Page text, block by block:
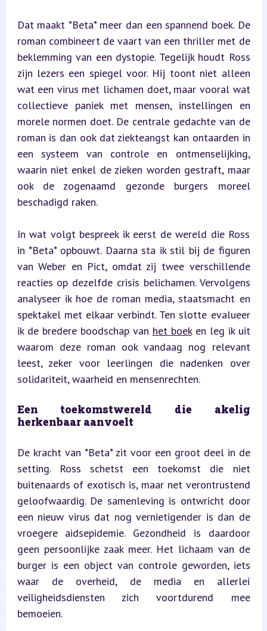
Dat maakt *Beta* meer dan een spannend boek. De
roman combineert de vaart van een thriller met de
beklemming van een dystopie. Tegelijk houdt Ross
zijn lezers een spiegel voor. Hij toont niet alleen
wat een virus met lichamen doet, maar vooral wat
collectieve paniek met mensen, instellingen en
morele normen doet. De centrale gedachte van de
roman is dan ook dat ziekteangst kan ontaarden in
een systeem van controle en ontmenselijking,
waarin niet enkel de zieken worden gestraft, maar
ook de zogenaamd gezonde burgers moreel
beschadigd raken.
In wat volgt bespreek ik eerst de wereld die Ross
in *Beta* opbouwt. Daarna sta ik stil bij de figuren
van Weber en Pict, omdat zij twee verschillende
reacties op dezelfde crisis belichamen. Vervolgens
analyseer ik hoe de roman media, staatsmacht en
spektakel met elkaar verbindt. Ten slotte evalueer
ik de bredere boodschap van het boek en leg ik uit
waarom deze roman ook vandaag nog relevant
leest, zeker voor leerlingen die nadenken over
solidariteit, waarheid en mensenrechten.
Een toekomstwereld die akelig
herkenbaar aanvoelt
De kracht van *Beta* zit voor een groot deel in de
setting. Ross schetst een toekomst die niet
buitenaards of exotisch is, maar net verontrustend
geloofwaardig. De samenleving is ontwricht door
een nieuw virus dat nog vernietigender is dan de
vroegere aidsepidemie. Gezondheid is daardoor
geen persoonlijke zaak meer. Het lichaam van de
burger is een object van controle geworden, iets
waar de overheid, de media en allerlei
veiligheidsdiensten zich voortdurend mee
bemoeien.